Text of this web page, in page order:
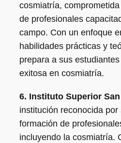
cosmiatría,
de profesionales
campo. Con un enfoque
habilidades prácticas y
prepara a sus
exitosa en cosmiatría.
6. Instituto Superior
institución reconocida
formación de
incluyendo la cosmiatría.